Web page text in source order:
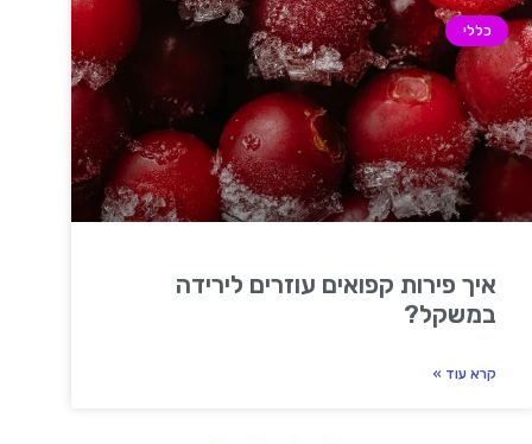
כללי
איך פירות קפואים עוזרים לירידה
במשקל?
קרא עוד »